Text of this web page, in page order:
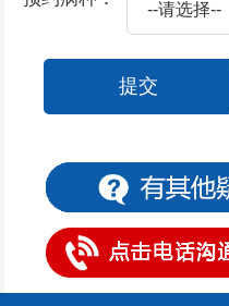
前列腺炎的感染原因
哪些因素导致了器质性阳痿
过度饮酒为什么会导致阳痿
男人患上阳痿会引起什么危害
前列腺炎的形成原因和危害
前列腺炎的导致原因
提交